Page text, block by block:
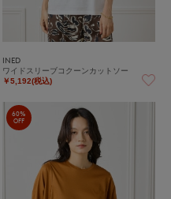
INED
ワイドスリーブコクーンカットソー
￥5,192(税込)
60%
OFF